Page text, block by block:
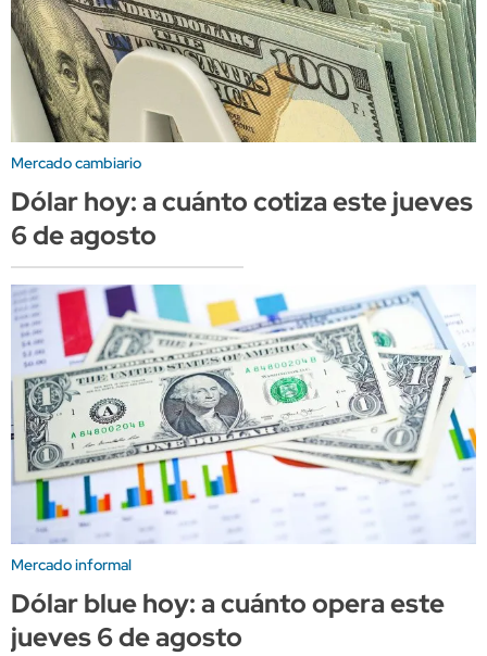
Mercado cambiario
Dólar hoy: a cuánto cotiza este jueves
6 de agosto
Mercado informal
Dólar blue hoy: a cuánto opera este
jueves 6 de agosto